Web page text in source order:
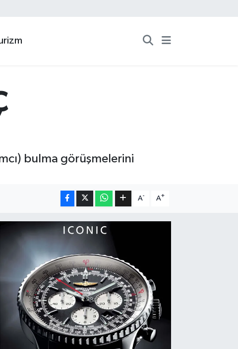
bulma görüşmelerini
A- A+